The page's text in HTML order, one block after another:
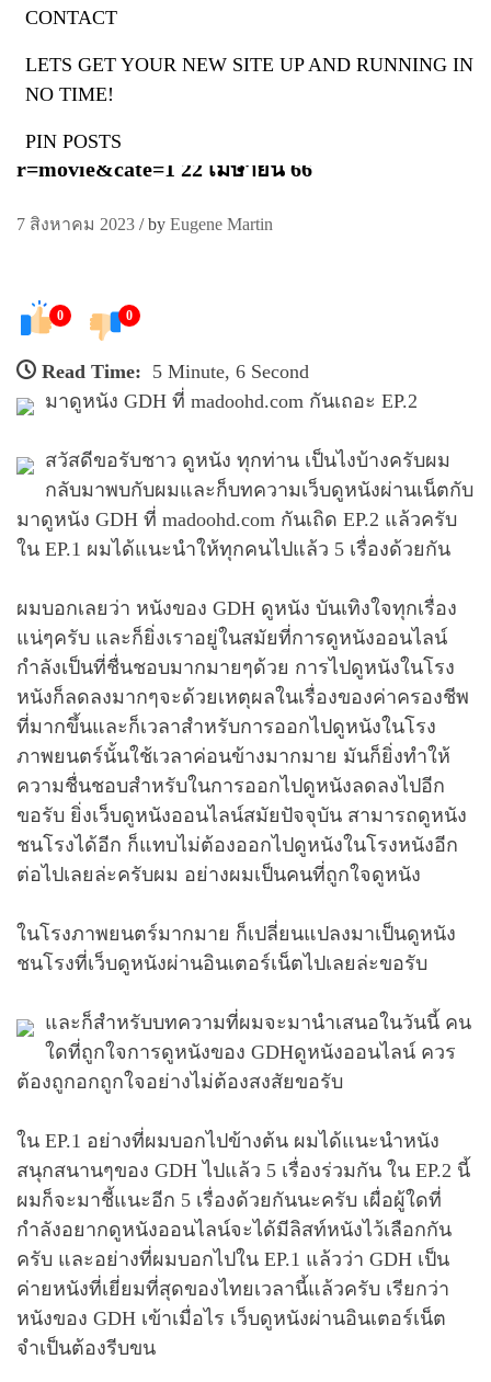
CONTACT
LETS GET YOUR NEW SITE UP AND RUNNING IN
NO TIME!
PIN POSTS
ดูหนัง เวปไซต์ดูหนังออนไลน์ 037 พากย์ไทย หนัง
ฟรีออนไลน์เว็บหนัง หนังชนโรง ใหม่ล่าสุด Top
51 by Freeman หนังชนโรง Madoohd.com/?
r=movie&cate=1 22 เมษายน 66
7 สิงหาคม 2023 / by Eugene Martin
0 0
Read Time: 5 Minute, 6 Second
มาดูหนัง GDH ที่ madoohd.com กันเถอะ EP.2
สวัสดีขอรับชาว ดูหนัง ทุกท่าน เป็นไงบ้างครับผม
กลับมาพบกับผมและก็บทความเว็บดูหนังผ่านเน็ตกับ
มาดูหนัง GDH ที่ madoohd.com กันเถิด EP.2 แล้วครับ
ใน EP.1 ผมได้แนะนำให้ทุกคนไปแล้ว 5 เรื่องด้วยกัน
ผมบอกเลยว่า หนังของ GDH ดูหนัง บันเทิงใจทุกเรื่อง
แน่ๆครับ และก็ยิ่งเราอยู่ในสมัยที่การดูหนังออนไลน์
กำลังเป็นที่ชื่นชอบมากมายๆด้วย การไปดูหนังในโรง
หนังก็ลดลงมากๆจะด้วยเหตุผลในเรื่องของค่าครองชีพ
ที่มากขึ้นและก็เวลาสำหรับการออกไปดูหนังในโรง
ภาพยนตร์นั้นใช้เวลาค่อนข้างมากมาย มันก็ยิ่งทำให้
ความชื่นชอบสำหรับในการออกไปดูหนังลดลงไปอีก
ขอรับ ยิ่งเว็บดูหนังออนไลน์สมัยปัจจุบัน สามารถดูหนัง
ชนโรงได้อีก ก็แทบไม่ต้องออกไปดูหนังในโรงหนังอีก
ต่อไปเลยล่ะครับผม อย่างผมเป็นคนที่ถูกใจดูหนัง
ในโรงภาพยนตร์มากมาย ก็เปลี่ยนแปลงมาเป็นดูหนัง
ชนโรงที่เว็บดูหนังผ่านอินเตอร์เน็ตไปเลยล่ะขอรับ
และก็สำหรับบทความที่ผมจะมานำเสนอในวันนี้ คน
ใดที่ถูกใจการดูหนังของ GDHดูหนังออนไลน์ ควร
ต้องถูกอกถูกใจอย่างไม่ต้องสงสัยขอรับ
ใน EP.1 อย่างที่ผมบอกไปข้างต้น ผมได้แนะนำหนัง
สนุกสนานๆของ GDH ไปแล้ว 5 เรื่องร่วมกัน ใน EP.2 นี้
ผมก็จะมาชี้แนะอีก 5 เรื่องด้วยกันนะครับ เผื่อผู้ใดที่
กำลังอยากดูหนังออนไลน์จะได้มีลิสท์หนังไว้เลือกกัน
ครับ และอย่างที่ผมบอกไปใน EP.1 แล้วว่า GDH เป็น
ค่ายหนังที่เยี่ยมที่สุดของไทยเวลานี้แล้วครับ เรียกว่า
หนังของ GDH เข้าเมื่อไร เว็บดูหนังผ่านอินเตอร์เน็ต
จำเป็นต้องรีบขน